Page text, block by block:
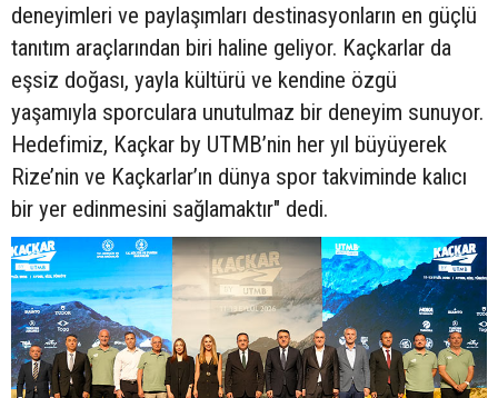
deneyimleri ve paylaşımları destinasyonların en güçlü
tanıtım araçlarından biri haline geliyor. Kaçkarlar da
eşsiz doğası, yayla kültürü ve kendine özgü
yaşamıyla sporculara unutulmaz bir deneyim sunuyor.
Hedefimiz, Kaçkar by UTMB’nin her yıl büyüyerek
Rize’nin ve Kaçkarlar’ın dünya spor takviminde kalıcı
bir yer edinmesini sağlamaktır" dedi.